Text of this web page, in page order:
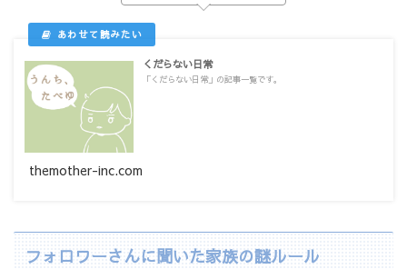
くだらない日常
「くだらない日常」の記事一覧です。
themother-inc.com
フォロワーさんに聞いた家族の謎ルール